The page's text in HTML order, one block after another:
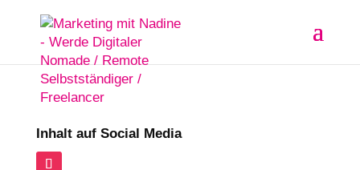
Inhalt auf Social Media